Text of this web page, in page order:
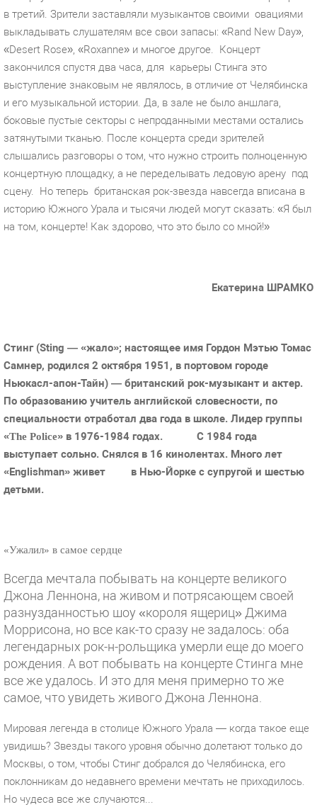
в третий. Зрители заставляли музыкантов своими овациями
выкладывать слушателям все свои запасы: «Rand New Day»,
«Desert Rose», «Roxanne» и многое другое. Концерт
закончился спустя два часа, для карьеры Стинга это
выступление знаковым не являлось, в отличие от Челябинска
и его музыкальной истории. Да, в зале не было аншлага,
боковые пустые секторы с непроданными местами остались
затянутыми тканью. После концерта среди зрителей
слышались разговоры о том, что нужно строить полноценную
концертную площадку, а не переделывать ледовую арену под
сцену. Но теперь британская рок-звезда навсегда вписана в
историю Южного Урала и тысячи людей могут сказать: «Я был
на том, концерте! Как здорово, что это было со мной!»
Екатерина ШРАМКО
Стинг (Sting — «жало»; настоящее имя Гордон Мэтью Томас
Самнер, родился 2 октября 1951, в портовом городе
Ньюкасл-апон-Тайн) — британский рок-музыкант и актер.
По образованию учитель английской словесности, по
специальности отработал два года в школе. Лидер группы
«The Police» в 1976-1984 годах.
С 1984 года
выступает сольно. Снялся в 16 кинолентах. Много лет
«Englishman» живет
в Нью-Йорке с супругой и шестью
детьми.
«Ужалил» в самое сердце
Всегда мечтала побывать на концерте великого
Джона Леннона, на живом и потрясающем своей
разнузданностью шоу «короля ящериц» Джима
Моррисона, но все как-то сразу не задалось: оба
легендарных рок-н-рольщика умерли еще до моего
рождения. А вот побывать на концерте Стинга мне
все же удалось. И это для меня примерно то же
самое, что увидеть живого Джона Леннона.
Мировая легенда в столице Южного Урала — когда такое еще
увидишь? Звезды такого уровня обычно долетают только до
Москвы, о том, чтобы Стинг добрался до Челябинска, его
поклонникам до недавнего времени мечтать не приходилось.
Но чудеса все же случаются...